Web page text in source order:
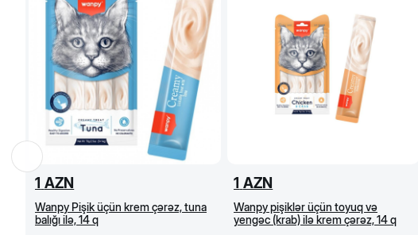
*250 ml-lik 1 fincanın tutumu - 130 qr yem
1 AZN
Wanpy Pişik üçün krem çərəz, tuna
balığı ilə, 14 q
1 AZN
Wanpy pişiklər üçün toyuq və
yengəc (krab) ilə krem çərəz, 14 q